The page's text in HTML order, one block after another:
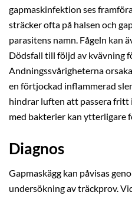
gapmaskinfektion ses
sträcker ofta på halsen och
parasitens namn. Fågeln kan
Dödsfall till följd av kvävning
Andningssvårigheterna
en förtjockad inflammerad
hindrar luften att passera
med bakterier kan ytterligare
Diagnos
Gapmaskägg kan påvisas
undersökning av träckprov.